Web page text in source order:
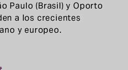
Paulo (Brasil) y Oporto
a los crecientes
y europeo.